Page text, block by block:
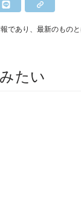
であり、最新のもの
たい